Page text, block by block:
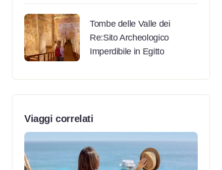
Tombe delle Valle dei
Re:Sito Archeologico
Imperdibile in Egitto
Viaggi correlati